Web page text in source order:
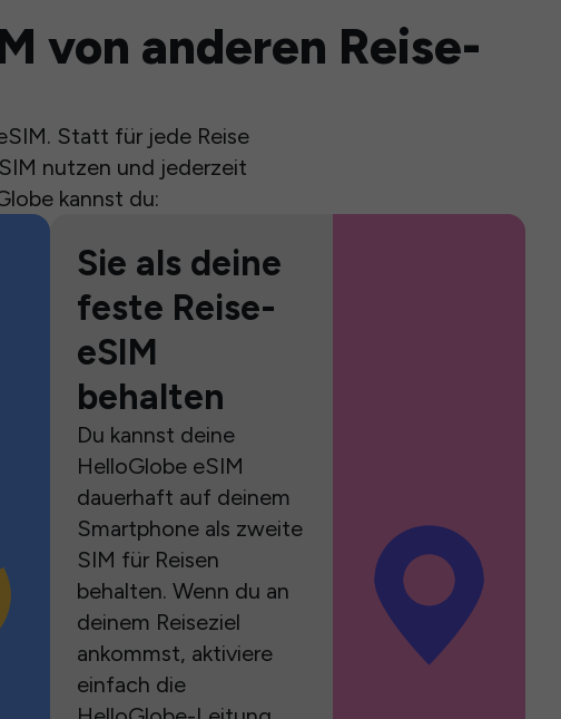
von anderen Reise-
Statt für jede Reise
nutzen und jederzeit
kannst du:
Sie als deine
feste Reise-
eSIM
behalten
Du kannst deine
HelloGlobe eSIM
dauerhaft auf deinem
Smartphone als zweite
SIM für Reisen
behalten. Wenn du an
deinem Reiseziel
ankommst, aktiviere
einfach die